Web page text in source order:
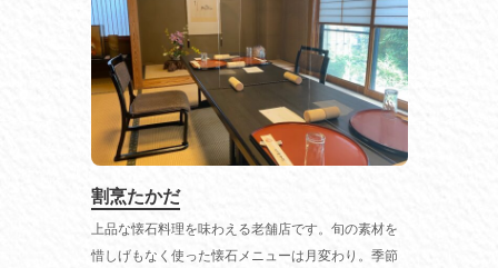
割烹たかだ
上品な懐石料理を味わえる老舗店です。旬の素材を
惜しげもなく使った懐石メニューは月変わり。季節